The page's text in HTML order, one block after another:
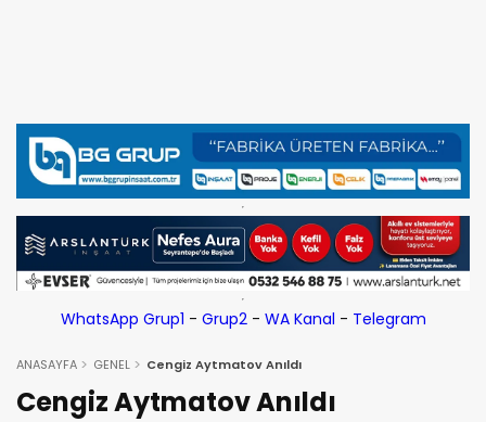
WhatsApp Grup1 - Grup2- WA Kanal - Telegram
ANASAYFA GENEL Cengiz Aytmatov Anıldı
Cengiz Aytmatov Anıldı